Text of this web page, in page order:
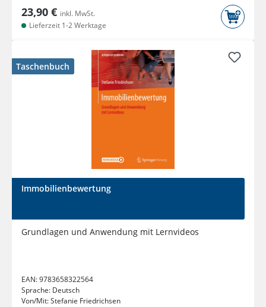
23,90 € inkl. MwSt.
Lieferzeit 1-2 Werktage
Taschenbuch
Immobilienbewertung
Grundlagen und Anwendung mit Lernvideos
EAN:9783658322564
Sprache: Deutsch
Von/Mit:Stefanie Friedrichsen